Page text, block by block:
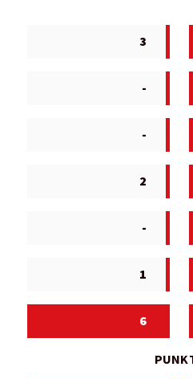
3
-
-
2
-
1
6